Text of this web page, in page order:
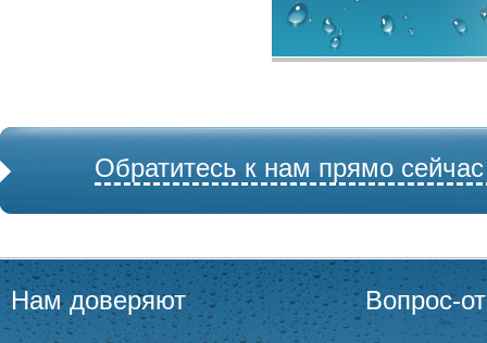
Обратитесь к нам прямо
Нам доверяют Вопрос-